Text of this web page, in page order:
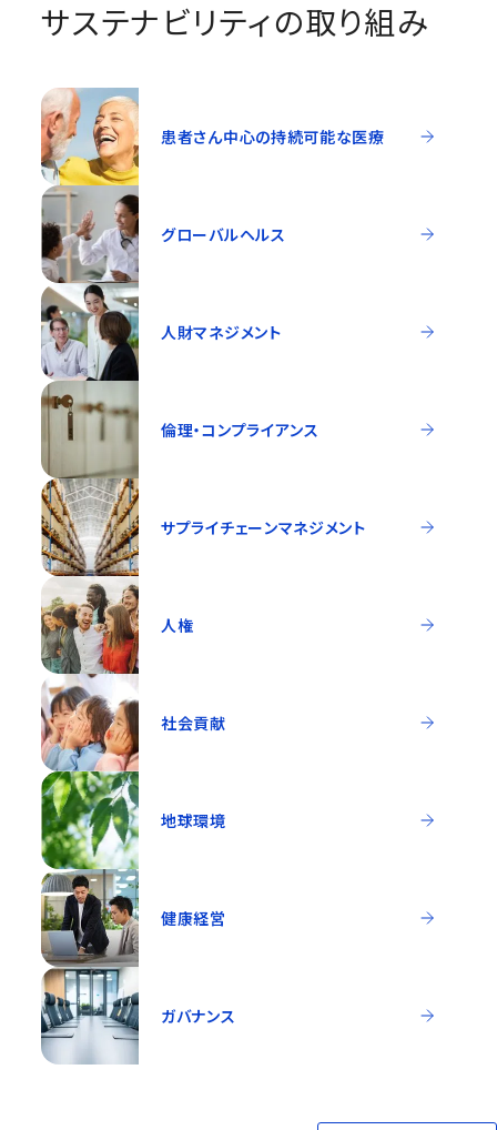
サステナビリティの取り組み
患者さん中心の持続可能な医療
グローバルヘルス
人財マネジメント
倫理・コンプライアンス
サプライチェーンマネジメント
人権
社会貢献
地球環境
健康経営
ガバナンス